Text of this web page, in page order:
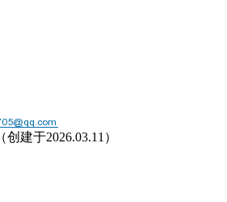
（创建于2026.03.11）